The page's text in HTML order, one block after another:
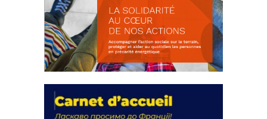
actions
18 septembre 2023